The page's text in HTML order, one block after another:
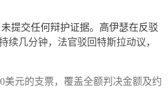
提交任何辩护证据。高伊瑟在反驳
续几分钟，法官驳回特斯拉动议，
美元的支票，覆盖全额判决金额及约